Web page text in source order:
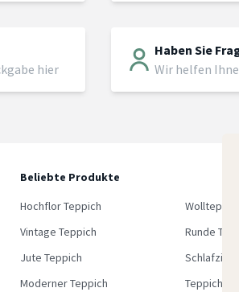
hier
Haben Sie
Wir helfen
Beliebte Produkte
Hochflor Teppich
Wollteppich
Vintage Teppich
Runde
Jute Teppich
Moderner Teppich
Teppich